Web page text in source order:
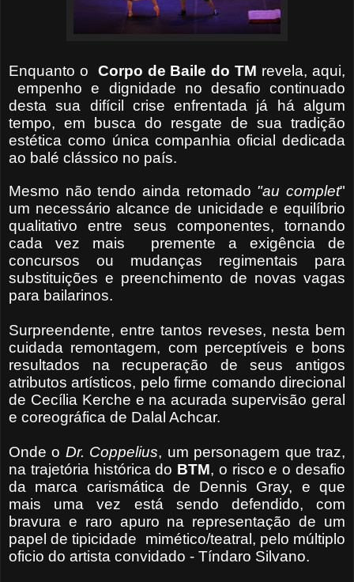
Enquanto o Corpo de Baile do TM revela, aqui,
empenho e dignidade no desafio continuado
desta sua difícil crise enfrentada já há algum
tempo, em busca do resgate de sua tradição
estética como única companhia oficial dedicada
ao balé clássico no país.
Mesmo não tendo ainda retomado "au complet"
um necessário alcance de unicidade e equilíbrio
qualitativo entre seus componentes, tornando
cada vez mais
premente a exigência de
concursos ou mudanças regimentais para
substituições e preenchimento de novas vagas
para bailarinos.
Surpreendente, entre tantos reveses, nesta bem
cuidada remontagem, com perceptíveis e bons
resultados na recuperação de seus antigos
atributos artísticos, pelo firme comando direcional
de Cecília Kerche e na acurada supervisão geral
e coreográfica de Dalal Achcar.
Onde o Dr. Coppelius, um personagem que traz,
na trajetória histórica do BTM, o risco e o desafio
da marca carismática de Dennis Gray, e que
mais uma vez está sendo defendido, com
bravura e raro apuro na representação de um
papel de tipicidade mimético/teatral, pelo múltiplo
oficio do artista convidado - Tíndaro Silvano.